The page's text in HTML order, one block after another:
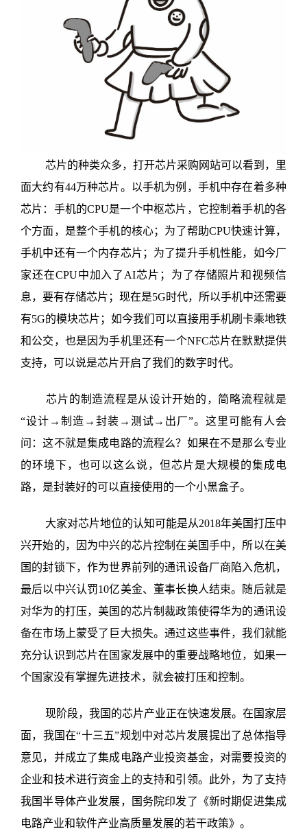
芯片的种类众多，打开芯片采购网站可以看到，里
面大约有44万种芯片。以手机为例，手机中存在着多种
芯片：手机的CPU是一个中枢芯片，它控制着手机的各
个方面，是整个手机的核心；为了帮助CPU快速计算，
手机中还有一个内存芯片；为了提升手机性能，如今厂
家还在CPU中加入了 AI芯片；为了存储照片和视频信
息，要有存储芯片；现在是5G时代，所以手机中还需要
有5G的模块芯片；如今我们可以直接用手机刷卡乘地铁
和公交，也是因为手机里还有一个NFC芯片在默默提供
支持，可以说是芯片开启了我们的数字时代。
芯片的制造流程是从设计开始的，简略流程就是
“设计→制造→封装→测试→出厂”。这里可能有人会
问：这不就是集成电路的流程么？如果在不是那么专业
的环境下，也可以这么说，但芯片是大规模的集成电
路，是封装好的可以直接使用的一个小黑盒子。
大家对芯片地位的认知可能是从2018年美国打压中
兴开始的，因为中兴的芯片控制在美国手中，所以在美
国的封锁下，作为世界前列的通讯设备厂商陷入危机，
最后以中兴认罚10亿美金、董事长换人结束。随后就是
对华为的打压，美国的芯片制裁政策使得华为的通讯设
备在市场上蒙受了巨大损失。通过这些事件，我们就能
充分认识到芯片在国家发展中的重要战略地位，如果一
个国家没有掌握先进技术，就会被打压和控制。
现阶段，我国的芯片产业正在快速发展。在国家层
面，我国在“十三五”规划中对芯片发展提出了总体指导
意见，并成立了集成电路产业投资基金，对需要投资的
企业和技术进行资金上的支持和引领。此外，为了支持
我国半导体产业发展，国务院印发了《新时期促进集成
电路产业和软件产业高质量发展的若干政策》。